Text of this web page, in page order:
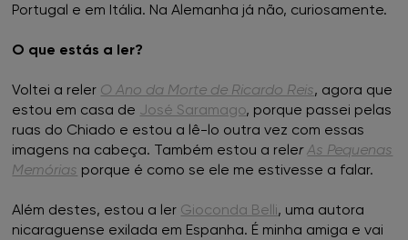
Portugal e em Itália. Na Alemanha já não, curiosamente.
O que estás a ler?
Voltei a reler O Ano da Morte de Ricardo Reis, agora que
estou em casa de José Saramago, porque passei pelas
ruas do Chiado e estou a lê-lo outra vez com essas
imagens na cabeça. Também estou a relerAs Pequenas
Memórias porque é como se ele me estivesse a falar.
Além destes, estou a ler Gioconda Belli, uma autora
nicaraguense exilada em Espanha. É minha amiga e vai